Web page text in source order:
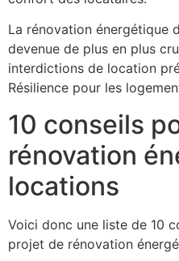
La rénovation énergétique
devenue de plus en plus
interdictions de location
Résilience pour les
10 conseils
rénovation
locations
Voici donc une liste de 10
projet de rénovation